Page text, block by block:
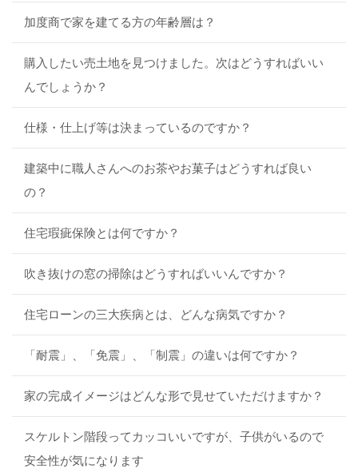
加度商で家を建てる方の年齢層は？
購入したい売土地を見つけました。次はどうすればいい
んでしょうか？
仕様・仕上げ等は決まっているのですか？
建築中に職人さんへのお茶やお菓子はどうすれば良い
の？
住宅瑕疵保険とは何ですか？
吹き抜けの窓の掃除はどうすればいいんですか？
住宅ローンの三大疾病とは、どんな病気ですか？
「耐震」、「免震」、「制震」の違いは何ですか？
家の完成イメージはどんな形で見せていただけますか？
スケルトン階段ってカッコいいですが、子供がいるので
安全性が気になります